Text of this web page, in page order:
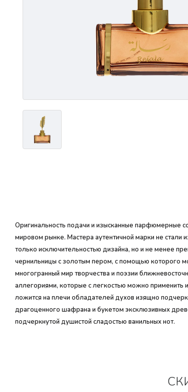
Оригинальность подачи и изысканные парфюмерные
мировом рынке. Мастера аутентичной марки не
только исключительностью дизайна, но и не менее
чернильницы с золотым пером, с помощью которого
многогранный мир творчества и поэзии
аллегориями, которые с легкостью можно применить
ложится на плечи обладателей духов изящно
драгоценного шафрана и букетом эксклюзивных
подчеркнутой душистой сладостью ванильных нот.